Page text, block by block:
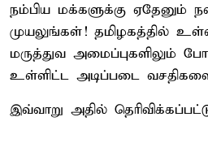
நம்பிய மக்களுக்கு ஏதேனும்
முயலுங்கள்! தமிழகத்தில்
மருத்துவ அமைப்புகளிலும்
உள்ளிட்ட அடிப்படை
இவ்வாறு அதில்